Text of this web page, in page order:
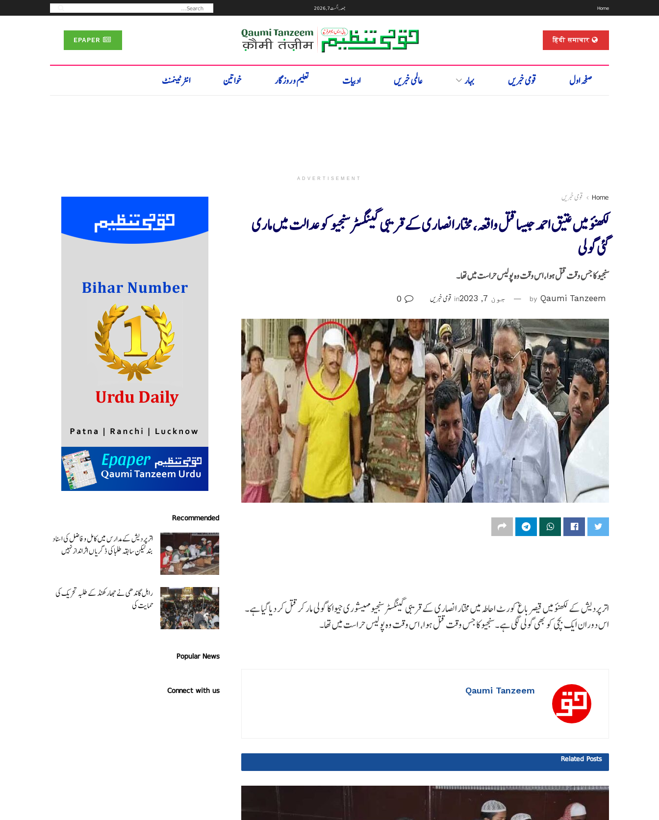
Home جمعہ, اگست 7, 2026
हिंदी समाचार
صفحہ اول قومی خبریں بہار عالمی خبریں ادبیات تعلیم و روزگار خواتین انٹرٹینمنٹ
ADVERTISEMENT
Home قومی خبریں
لکھنؤ میں عتیق احمد جیسا قتل واقعہ،مختار انصاری کے قریبی گینگسٹر سنجیو کو عدالت میں ماری
گئی گولی
سنجیو کا جس وقت قتل ہوا، اس وقت وہ پولیس حراست میں تھا۔
by Qaumi Tanzeem جون 7, 2023 in قومی خبریں
اتر پردیش کے لکھنؤ میں قیصر باغ کورٹ احاطہ میں مختار انصاری کے قریبی گینگسٹر سنجیو مہیشوری جیوا کا گولی مار کر قتل کر دیا گیا ہے۔
اس دوران ایک بچی کو بھی گولی لگی ہے۔ سنجیو کا جس وقت قتل ہوا، اس وقت وہ پولیس حراست میں تھا۔
Qaumi Tanzeem
Related Posts
Recommended
اتر پردیش کےمدارس میں کامل و فاضل کی اسناد
بند لیکن سابقہ طلبا کی ڈگریا ں اثرانداز نہیں
راہل گاندھی نے جھارکھنڈ کے طلبہ تحریک کی
حمایت کی
Popular News
Connect with us